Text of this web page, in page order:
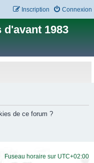
Connexion
Inscription
1983
de ce forum ?
Fuseau horaire sur UTC+02:00